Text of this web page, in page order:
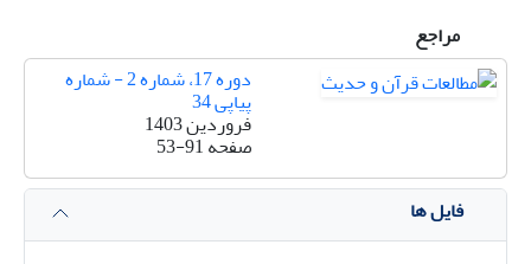
مراجع
دوره 17، شماره 2 - شماره
پیاپی 34
فروردین 1403
صفحه53-91
فایل ها